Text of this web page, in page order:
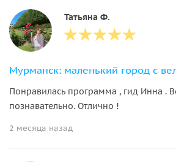
Татьяна Ф.
Мурманск: маленький город с
Понравилась программа , гид Инна .
познавательно. Отлично !
2 месяца назад